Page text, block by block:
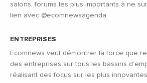
salons, forums les plus importants à ne
lien avec @ecomnewsagenda
ENTREPRISES
Ecomnews veut démontrer la force que
des entreprises sur tous les bassins
réalisant des focus sur les plus